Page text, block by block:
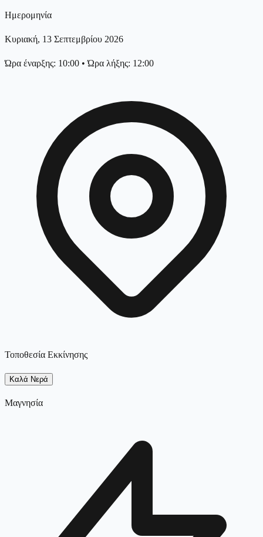
Ημερομηνία
Κυριακή, 13 Σεπτεμβρίου 2026
Ώρα έναρξης: 10:00 •Ώρα λήξης: 12:00
Τοποθεσία Εκκίνησης
Καλά Νερά
Μαγνησία